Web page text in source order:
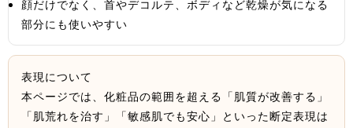
顔だけでなく、首やデコルテ、ボディなど乾燥が気になる
部分にも使いやすい
表現について
本ページでは、化粧品の範囲を超える「肌質が改善する」
「肌荒れを治す」「敏感肌でも安心」といった断定表現は